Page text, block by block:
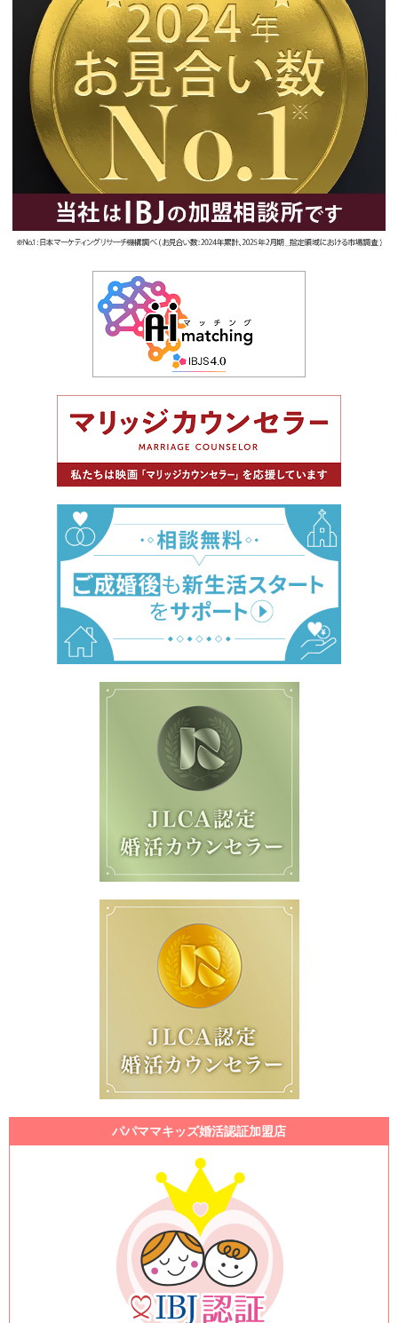
パパママキッズ婚活認証加盟店